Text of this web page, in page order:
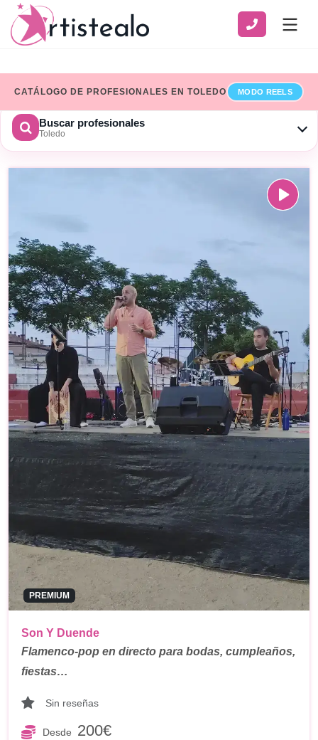
CATÁLOGO DE PROFESIONALES EN TOLEDO MODO REELS
Buscar profesionales
Toledo
Ver solo profesionales que han añadido sus datos de
facturación
BUSCAR ×Limpiar
PREMIUM
Son Y Duende
Flamenco-pop en directo para bodas, cumpleaños,
fiestas…
Sin reseñas
Desde 200€